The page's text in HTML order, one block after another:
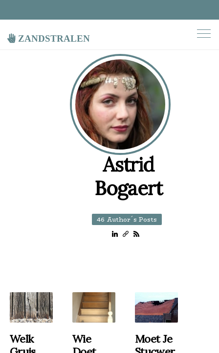
zandstralen
Astrid
Bogaert
46 Author´s Posts
Welk
Wie
Moet Je